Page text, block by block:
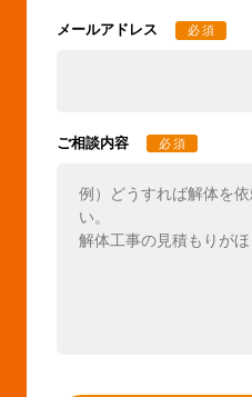
メールアドレス 必須
ご相談内容 必須